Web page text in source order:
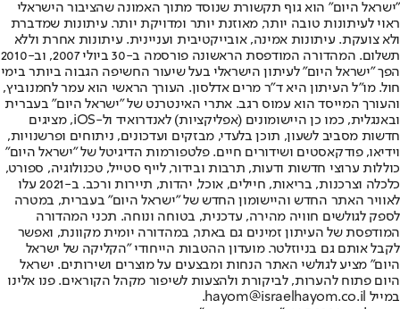
"ישראל היום" הוא גוף תקשורת שנוסד מתוך האמונה שהציבור הישראלי
ראוי לעיתונות טובה יותר, מאוזנת יותר ומדויקת יותר. עיתונות שמדברת
ולא צועקת. עיתונות אמינה, אובייקטיבית ועניינית. עיתונות אחרת וללא
תשלום. המהדורה המודפסת הראשונה פורסמה ב-30 ביולי 2007, וב-2010
הפך "ישראל היום" לעיתון הישראלי בעל שיעור החשיפה הגבוה ביותר בימי
חול. מו"ל העיתון היא ד"ר מרים אדלסון. העורך הראשי הוא עמר לחמנוביץ,
והעורך המייסד הוא עמוס רגב. אתרי האינטרנט של "ישראל היום" בעברית
ובאנגלית, כמו כן היישומונים (אפליקציות) לאנדרואיד ול-iOS, מציגים
חדשות מסביב לשעון, תוכן בלעדי, מבזקים ועדכונים, ניתוחים ופרשנויות,
וידיאו, פודקאסטים ושידורים חיים. פלטפורמות הדיגיטל של "ישראל היום"
כוללות ערוצי חדשות ודעות, תרבות ובידור, לייף סטייל, טכנולוגיה, ספורט,
כלכלה וצרכנות, בריאות, חיילים, אוכל, יהדות, תיירות ורכב. ב-2021 עלו
לאוויר האתר החדש והיישומון החדש של "ישראל היום" בעברית, במטרה
לספק לגולשים חוויה מהירה, עדכנית, בטוחה ונוחה. תכני המהדורה
המודפסת של העיתון זמינים גם באתר, במהדורה יומית מקוונת, ואפשר
לקבל אותם גם בניוזלטר. מועדון ההטבות הייחודי "הקליקה של ישראל
היום" מציע לגולשי האתר הנחות ומבצעים על מוצרים ושירותים. ישראל
היום פתוח להערות, לביקורת ולהצעות לשיפור מקהל הקוראים. פנו אלינו
במייל hayom@israelhayom.co.il.